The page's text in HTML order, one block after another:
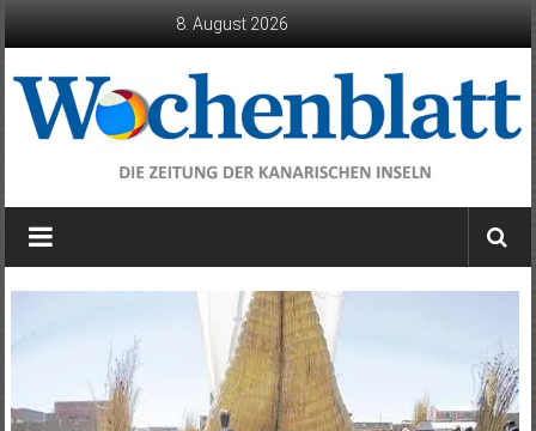
8. August 2026
Wochenblatt
die